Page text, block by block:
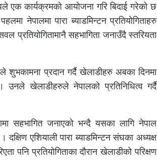
एक कार्यक्रमको आयोजना गरि बिदाई गरेको छ
नेपालमा पारा ब्याडमिन्टन प्रतियोगिताहरु
प्रतियोगितामानै सहभागिता जनाउँदै स्तरियता
शुभकामना प्रदान गर्दै खेलाडीहरु अबका दिनमा
खेलाडीहरुले नेपालको प्रतिनिधित्व गर्दै
सहभागित जनाएको भन्दै यसका लागि नेपाल
एशियाली पारा ब्याडमिन्टन संघका अध्यक्ष
पनि प्रतियोगिताका दौरान खेलाडीको परिक्षण